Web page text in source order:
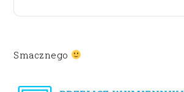
Smacznego